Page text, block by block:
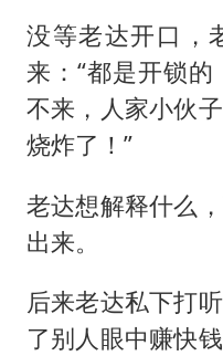
没等老达开口，
来：“都是开锁
不来，人家小伙
烧炸了！”
老达想解释什么
出来。
后来老达私下打
了别人眼中赚快